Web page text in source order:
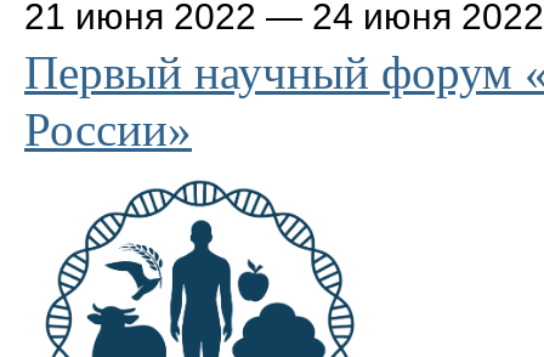
21 июня 2022 — 24 июня 2022
Первый научный форум
России»